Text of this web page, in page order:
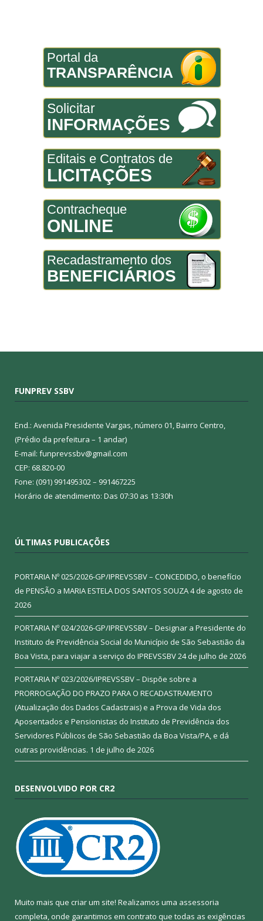
Portal da
TRANSPARÊNCIA
Solicitar
INFORMAÇÕES
Editais e Contratos de
LICITAÇÕES
Contracheque
ONLINE
Recadastramento dos
BENEFICIÁRIOS
FUNPREV SSBV
End.: Avenida Presidente Vargas, número 01, Bairro Centro,
(Prédio da prefeitura – 1 andar)
E-mail: funprevssbv@gmail.com
CEP: 68.820-00
Fone: (091) 991495302 – 991467225
Horário de atendimento: Das 07:30 as 13:30h
ÚLTIMAS PUBLICAÇÕES
PORTARIA Nº 025/2026-GP/IPREVSSBV – CONCEDIDO, o benefício
de PENSÃO a MARIA ESTELA DOS SANTOS SOUZA4 de agosto de
2026
PORTARIA Nº 024/2026-GP/IPREVSSBV – Designar a Presidente do
Instituto de Previdência Social do Município de São Sebastião da
Boa Vista, para viajar a serviço do IPREVSSBV24 de julho de 2026
PORTARIA Nº 023/2026/IPREVSSBV – Dispõe sobre a
PRORROGAÇÃO DO PRAZO PARA O RECADASTRAMENTO
(Atualização dos Dados Cadastrais) e a Prova de Vida dos
Aposentados e Pensionistas do Instituto de Previdência dos
Servidores Públicos de São Sebastião da Boa Vista/PA, e dá
outras providências. 1 de julho de 2026
DESENVOLVIDO POR CR2
Muito mais que criar um site! Realizamos uma assessoria
completa, onde garantimos em contrato que todas as exigências